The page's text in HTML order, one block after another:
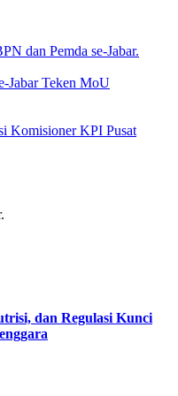
Jabar Teken MoU
Komisioner KPI Pusat
dan Regulasi Kunci